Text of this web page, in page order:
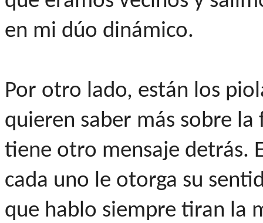
en mi dúo dinámico.
Por otro lado, están los
quieren saber más sobre
tiene otro mensaje detrás.
cada uno le otorga su
que hablo siempre tiran la